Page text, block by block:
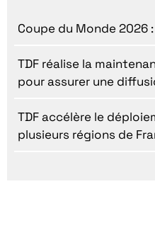
Coupe du Monde 2026
TDF réalise la
pour assurer une
TDF accélère le
plusieurs régions de